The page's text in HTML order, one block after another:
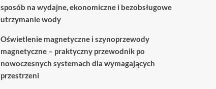
sposób na wydajne, ekonomiczne i bezobsługowe
utrzymanie wody
Oświetlenie magnetyczne i szynoprzewody
magnetyczne – praktyczny przewodnik po
nowoczesnych systemach dla wymagających
przestrzeni